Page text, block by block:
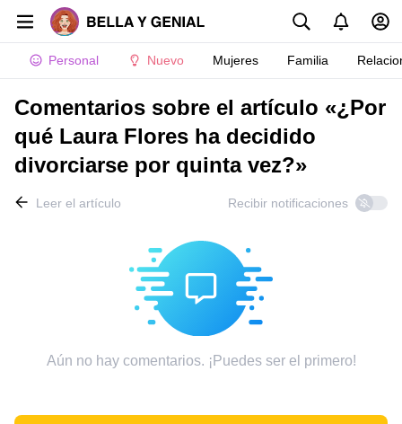
Personal Nuevo Mujeres Familia
Comentarios sobre el artículo «¿Por
qué Laura Flores ha decidido
divorciarse por quinta vez?»
Leer el artículo Recibir notificaciones
Aún no hay comentarios. ¡Puedes ser el primero!